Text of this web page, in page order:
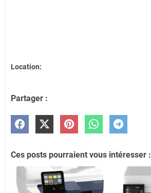
Location:
Partager :
Ces posts pourraient vous intéresser :